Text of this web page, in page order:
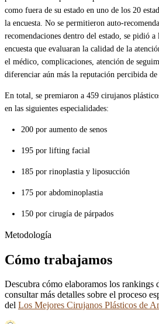
como fuera de su estado en uno de los 20
la encuesta. No se permitieron auto-
recomendaciones dentro del estado, se pidió
encuesta que evaluaran la calidad de la
el médico, complicaciones, atención de
diferenciar aún más la reputación percibida de
En total, se premiaron a 459 cirujanos
en las siguientes especialidades:
200 por aumento de senos
195 por lifting facial
185 por rinoplastia y liposucción
175 por abdominoplastia
150 por cirugía de párpados
Metodología
Cómo trabajamos
Descubra cómo elaboramos los rankings
consultar más detalles sobre el proceso
del Los Mejores Cirujanos Plásticos de